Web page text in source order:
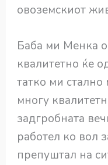
овоземскиот
Баба ми Менка
квалитетно ќе
татко ми
многу
задгробната
работел ко вол
препуштал на